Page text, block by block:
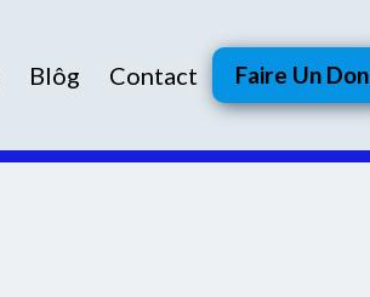
Blôg Contact Faire Un Don